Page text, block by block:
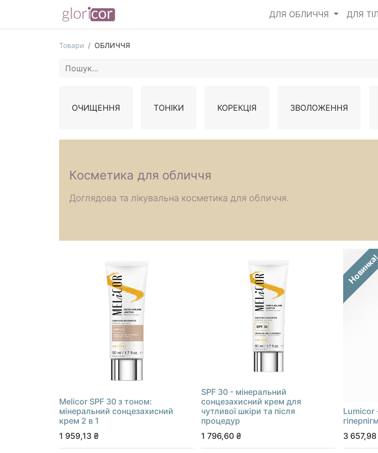
ДЛЯ ОБЛИЧЧЯ ДЛЯ
Товари ОБЛИЧЧЯ
ОЧИЩЕННЯ ТОНІКИ КОРЕКЦІЯ ЗВОЛОЖЕННЯ
Косметика для обличчя
Доглядова та лікувальна косметика для обличчя.
Melicor SPF 30 з тоном:
мінеральний сонцезахисний
крем 2 в 1
1 959,13 ₴
SPF 30 - мінеральний
сонцезахисний крем для
чутливої шкіри та після
процедур
1 796,60 ₴
Lumicor
3 657,98